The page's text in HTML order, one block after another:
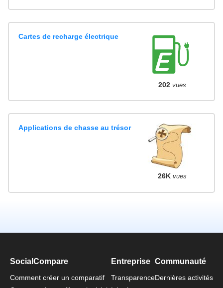
Cartes de recharge électrique
202 vues
Applications de chasse au trésor
26K vues
SocialCompare
Comment créer un comparatif
Entreprise
Transparence
Communauté
Dernières activités